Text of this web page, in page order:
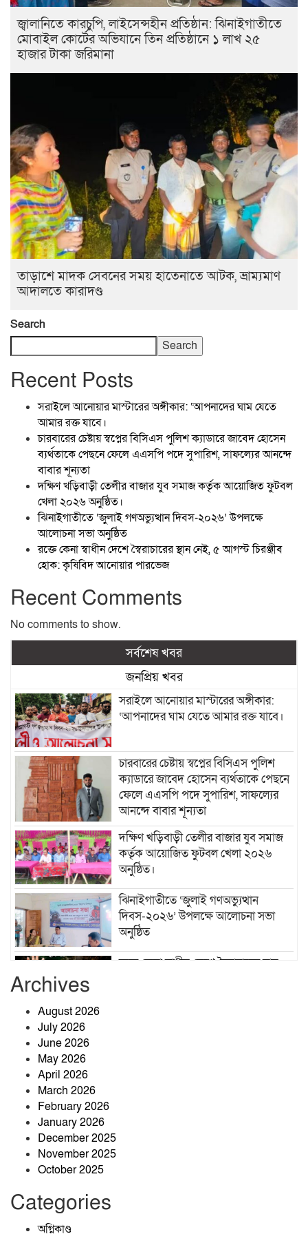
জ্বালানিতে কারচুপি, লাইসেন্সহীন প্রতিষ্ঠান: ঝিনাইগাতীতে
মোবাইল কোর্টের অভিযানে তিন প্রতিষ্ঠানে ১ লাখ ২৫
হাজার টাকা জরিমানা
তাড়াশে মাদক সেবনের সময় হাতেনাতে আটক, ভ্রাম্যমাণ
আদালতে কারাদণ্ড
Search
Search
Recent Posts
সরাইলে আনোয়ার মাস্টারের অঙ্গীকার: ‘আপনাদের ঘাম যেতে
আমার রক্ত যাবে।
চারবারের চেষ্টায় স্বপ্নের বিসিএস পুলিশ ক্যাডারে জাবেদ হোসেন
ব্যর্থতাকে পেছনে ফেলে এএসপি পদে সুপারিশ, সাফল্যের আনন্দে
বাবার শূন্যতা
দক্ষিণ খড়িবাড়ী তেলীর বাজার যুব সমাজ কর্তৃক আয়োজিত ফুটবল
খেলা ২০২৬ অনুষ্ঠিত।
ঝিনাইগাতীতে ‘জুলাই গণঅভ্যুত্থান দিবস-২০২৬’ উপলক্ষে
আলোচনা সভা অনুষ্ঠিত
রক্তে কেনা স্বাধীন দেশে স্বৈরাচারের স্থান নেই, ৫ আগস্ট চিরঞ্জীব
হোক: কৃষিবিদ আনোয়ার পারভেজ
Recent Comments
No comments to show.
সর্বশেষ খবর
জনপ্রিয় খবর
সরাইলে আনোয়ার মাস্টারের অঙ্গীকার:
‘আপনাদের ঘাম যেতে আমার রক্ত যাবে।
চারবারের চেষ্টায় স্বপ্নের বিসিএস পুলিশ
ক্যাডারে জাবেদ হোসেন ব্যর্থতাকে পেছনে
ফেলে এএসপি পদে সুপারিশ, সাফল্যের
আনন্দে বাবার শূন্যতা
দক্ষিণ খড়িবাড়ী তেলীর বাজার যুব সমাজ
কর্তৃক আয়োজিত ফুটবল খেলা ২০২৬
অনুষ্ঠিত।
ঝিনাইগাতীতে ‘জুলাই গণঅভ্যুত্থান
দিবস-২০২৬’ উপলক্ষে আলোচনা সভা
অনুষ্ঠিত
রক্তে কেনা স্বাধীন দেশে স্বৈরাচারের স্থান
Archives
August 2026
July 2026
June 2026
May 2026
April 2026
March 2026
February 2026
January 2026
December 2025
November 2025
October 2025
Categories
অগ্নিকাণ্ড